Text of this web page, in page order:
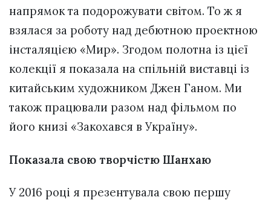
напрямок та подорожувати світом. То ж я
взялася за роботу над дебютною проектною
інсталяцією «Мир». Згодом полотна із цієї
колекції я показала на спільній виставці із
китайським художником Джен Ганом. Ми
також працювали разом над фільмом по
його книзі «Закохався в Україну».
Показала свою творчістю Шанхаю
У 2016 році я презентувала свою першу